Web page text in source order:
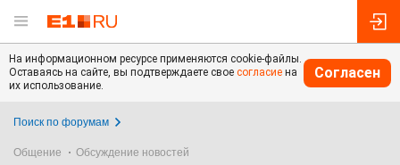
На информационном ресурсе применяются cookie-файлы.
Оставаясь на сайте, вы подтверждаете свое согласие на
их использование.
Согласен
Поиск по форумам
Общение Обсуждение новостей